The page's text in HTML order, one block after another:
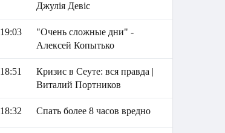
Джулія Девіс
19:03
"Очень сложные дни" -
Алексей Копытько
18:51
Кризис в Сеуте: вся правда |
Виталий Портников
18:32 Спать более 8 часов вредно